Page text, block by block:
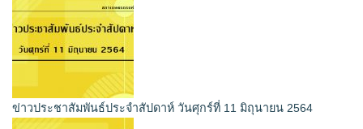
ข่าวประชาสัมพันธ์ประจำสัปดาห์ วันศุกร์ที่ 11 มิถุนายน 2564